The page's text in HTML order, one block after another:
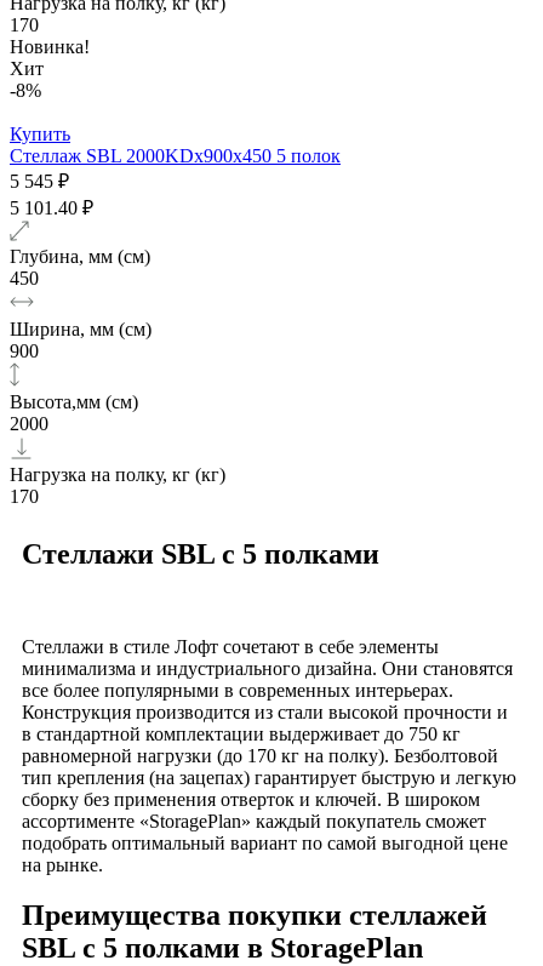
170
Новинка!
Хит
-8%
Купить
Стеллаж SBL 2000KDх900x450 5 полок
5 545 ₽
5 101.40 ₽
Глубина, мм (см)
450
Ширина, мм (см)
900
Высота,мм (см)
2000
Нагрузка на полку, кг (кг)
170
Стеллажи SBL с 5 полками
Стеллажи в стиле Лофт сочетают в себе элементы
минимализма и индустриального дизайна. Они становятся
все более популярными в современных интерьерах.
Конструкция производится из стали высокой прочности и
в стандартной комплектации выдерживает до 750 кг
равномерной нагрузки (до 170 кг на полку). Безболтовой
тип крепления (на зацепах) гарантирует быструю и легкую
сборку без применения отверток и ключей. В широком
ассортименте «StoragePlan» каждый покупатель сможет
подобрать оптимальный вариант по самой выгодной цене
на рынке.
Преимущества покупки стеллажей
SBL с 5 полками в StoragePlan